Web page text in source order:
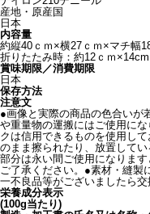
産地・原産国
日本
内容量
約縦40ｃｍ×横27ｃｍ×マチ幅
折りたたみ時：約12ｃｍ×14cm
賞味期限／消費期限
日本
保存方法
注意文
●画像と実際の商品の色合いが
や重量物の運搬にはご使用に
クは信用できるものを使用し
のまま擦られたり、放置して
部分は永い間ご使用になりま
ご了承ください。●素材・縫製
一不良品等がございましたら交
栄養成分表示
(100g当たり)